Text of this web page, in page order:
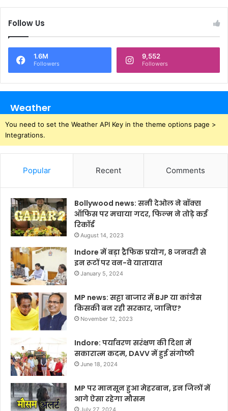
Follow Us
1.6M
Followers
9,552
Followers
Weather
You need to set the Weather API Key in the theme options page >
Integrations.
Popular Recent Comments
Bollywood news: सनी देओल ने बॉक्स
ऑफिस पर मचाया गदर, फिल्म ने तोड़े कई
रिकॉर्ड
August 14, 2023
Indore में बड़ा ट्रैफिक प्रयोग, 8 जनवरी से
इन रूटों पर वन-वे यातायात
January 5, 2024
MP news: सट्टा बाजार में BJP या कांग्रेस
किसकी बन रही सरकार, जानिए?
November 12, 2023
Indore: पर्यावरण सरंक्षण की दिशा में
सकारात्म कदम, DAVV में हुई संगोष्ठी
June 18, 2024
MP पर मानसून हुआ मेहरबान, इन जिलों में
आगे ऐसा रहेगा मौसम
July 27, 2024